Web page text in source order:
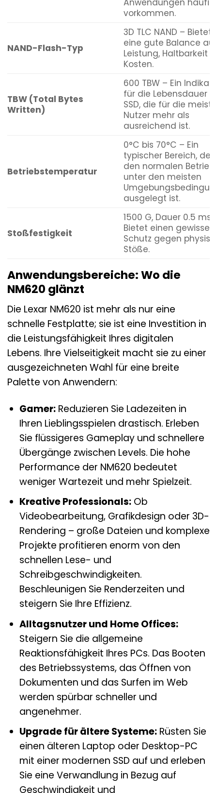
Anwendungen häufig
vorkommen.
NAND-Flash-Typ
3D TLC NAND – Bietet
eine gute Balance
Leistung, Haltbarkeit
Kosten.
TBW (Total Bytes
Written)
600 TBW – Ein
für die Lebensdauer
SSD, die für die
Nutzer mehr als
ausreichend ist.
Betriebstemperatur
0°C bis 70°C – Ein
typischer Bereich, der
den normalen Betrieb
unter den meisten
ausgelegt ist.
Stoßfestigkeit
1500 G, Dauer 0.5 ms
Bietet einen gewissen
Schutz gegen
Stöße.
Anwendungsbereiche: Wo die
NM620 glänzt
Die Lexar NM620 ist mehr als nur eine
schnelle Festplatte; sie ist eine Investition in
die Leistungsfähigkeit Ihres digitalen
Lebens. Ihre Vielseitigkeit macht sie zu einer
ausgezeichneten Wahl für eine breite
Palette von Anwendern:
Gamer:Reduzieren Sie Ladezeiten in
Ihren Lieblingsspielen drastisch. Erleben
Sie flüssigeres Gameplay und schnellere
Übergänge zwischen Levels. Die hohe
Performance der NM620 bedeutet
weniger Wartezeit und mehr Spielzeit.
Kreative Professionals:Ob
Videobearbeitung, Grafikdesign oder 3D-
Rendering – große Dateien und komplexe
Projekte profitieren enorm von den
schnellen Lese- und
Schreibgeschwindigkeiten.
Beschleunigen Sie Renderzeiten und
steigern Sie Ihre Effizienz.
Alltagsnutzer und Home Offices:
Steigern Sie die allgemeine
Reaktionsfähigkeit Ihres PCs. Das Booten
des Betriebssystems, das Öffnen von
Dokumenten und das Surfen im Web
werden spürbar schneller und
angenehmer.
Upgrade für ältere Systeme:Rüsten Sie
einen älteren Laptop oder Desktop-PC
mit einer modernen SSD auf und erleben
Sie eine Verwandlung in Bezug auf
Geschwindigkeit und